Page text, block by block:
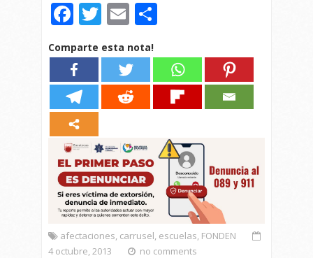
Facebook
Twitter
Email
Comparte esta nota!
afectaciones, carrusel, escuelas, FONDEN
4 octubre, 2013
no comments